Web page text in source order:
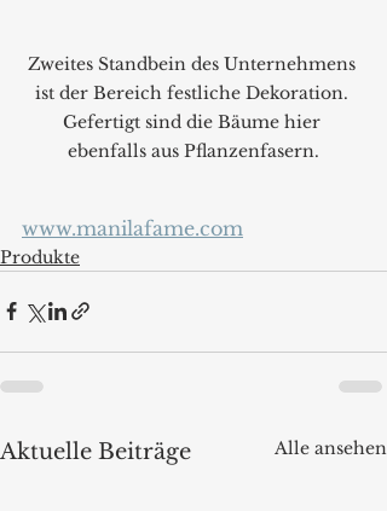
Zweites Standbein des Unternehmens
ist der Bereich festliche Dekoration.
Gefertigt sind die Bäume hier
ebenfalls aus Pflanzenfasern.
www.manilafame.com
Produkte
Aktuelle Beiträge Alle ansehen